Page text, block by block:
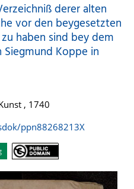
derer alten
vor den beygesetzten
haben sind bey dem
Siegmund Koppe in
, 1740
ppn88268213X